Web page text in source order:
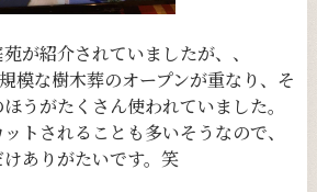
が紹介されていましたが、、
模な樹木葬のオープンが重なり、そ
うがたくさん使われていました。
トされることも多いそうなので、
ありがたいです。笑